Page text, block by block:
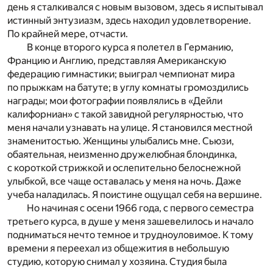
день я сталкивался с новым вызовом, здесь я испытывал
истинный энтузиазм, здесь находил удовлетворение.
По крайней мере, отчасти.
В конце второго курса я полетел в Германию,
Францию и Англию, представляя Американскую
федерацию гимнастики; выиграл чемпионат мира
по прыжкам на батуте; в углу комнаты громоздились
награды; мои фотографии появлялись в «Дейли
калифорниан» с такой завидной регулярностью, что
меня начали узнавать на улице. Я становился местной
знаменитостью. Женщины улыбались мне. Сьюзи,
обаятельная, неизменно дружелюбная блондинка,
с короткой стрижкой и ослепительно белоснежной
улыбкой, все чаще оставалась у меня на ночь. Даже
учеба наладилась. Я поистине ощущал себя на вершине.
Но начиная с осени 1966 года, с первого семестра
третьего курса, в душе у меня зашевелилось и начало
подниматься нечто темное и трудноуловимое. К тому
времени я переехал из общежития в небольшую
студию, которую снимал у хозяина. Студия была